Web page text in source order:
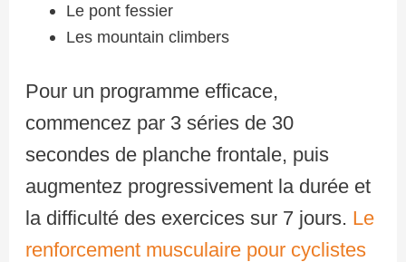
Le pont fessier
Les mountain climbers
Pour un programme efficace,
commencez par 3 séries de 30
secondes de planche frontale, puis
augmentez progressivement la durée et
la difficulté des exercices sur 7 jours. Le
renforcement musculaire pour cyclistes